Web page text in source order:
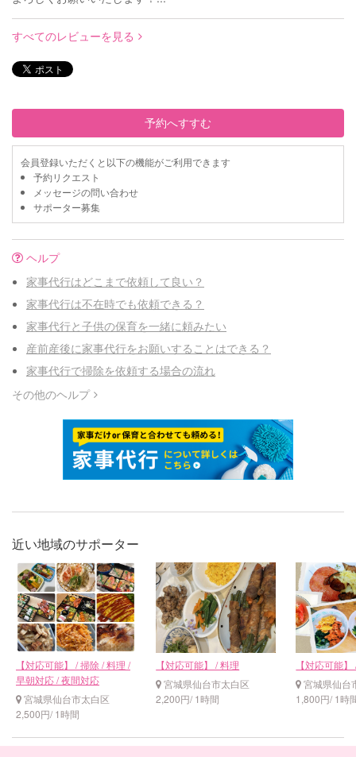
すべてのレビューを見る
予約へすすむ
会員登録いただくと以下の機能がご利用できます
予約リクエスト
メッセージの問い合わせ
サポーター募集
ヘルプ
家事代行はどこまで依頼して良い？
家事代行は不在時でも依頼できる？
家事代行と子供の保育を一緒に頼みたい
産前産後に家事代行をお願いすることはできる？
家事代行で掃除を依頼する場合の流れ
その他のヘルプ
近い地域のサポーター
【対応可能】 / 掃除 / 料理 /
早朝対応 / 夜間対応
宮城県仙台市太白区
2,500円/ 1時間
【対応可能】 / 料理
宮城県仙台市太白区
2,200円/ 1時間
【対応可能
宮城県仙台
1,800円/ 1時